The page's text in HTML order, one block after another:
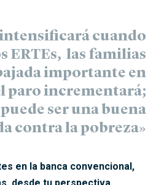
intensificará cuando
ERTEs, las familias
importante en
paro incrementará;
ser una buena
contra la pobreza»
en la banca convencional,
desde tu perspectiva,